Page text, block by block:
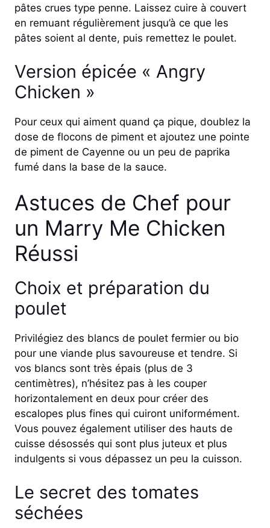
pâtes crues type penne. Laissez cuire à couvert
en remuant régulièrement jusqu’à ce que les
pâtes soient al dente, puis remettez le poulet.
Version épicée « Angry
Chicken »
Pour ceux qui aiment quand ça pique, doublez la
dose de flocons de piment et ajoutez une pointe
de piment de Cayenne ou un peu de paprika
fumé dans la base de la sauce.
Astuces de Chef pour
un Marry Me Chicken
Réussi
Choix et préparation du
poulet
Privilégiez des blancs de poulet fermier ou bio
pour une viande plus savoureuse et tendre. Si
vos blancs sont très épais (plus de 3
centimètres), n’hésitez pas à les couper
horizontalement en deux pour créer des
escalopes plus fines qui cuiront uniformément.
Vous pouvez également utiliser des hauts de
cuisse désossés qui sont plus juteux et plus
indulgents si vous dépassez un peu la cuisson.
Le secret des tomates
séchées